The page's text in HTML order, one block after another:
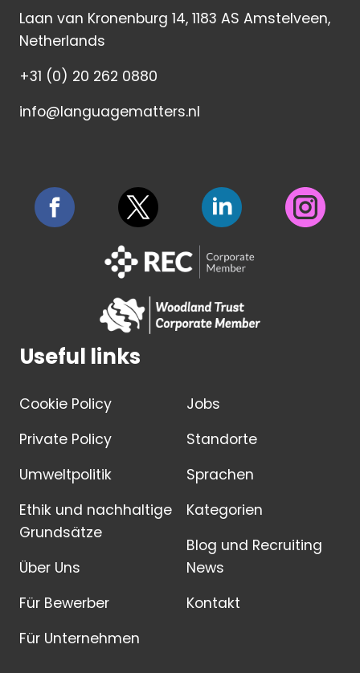
Laan van Kronenburg 14, 1183 AS Amstelveen,
Netherlands
+31 (0) 20 262 0880
info@languagematters.nl
Useful links
Cookie Policy
Private Policy
Umweltpolitik
Ethik und nachhaltige
Grundsätze
Über Uns
Für Bewerber
Für Unternehmen
Jobs
Standorte
Sprachen
Kategorien
Blog und Recruiting
News
Kontakt